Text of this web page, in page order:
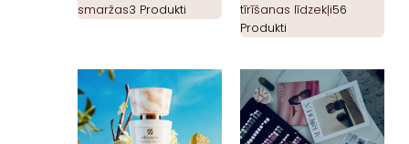
smaržas3 Produkti
tīrīšanas līdzekļi56
Produkti